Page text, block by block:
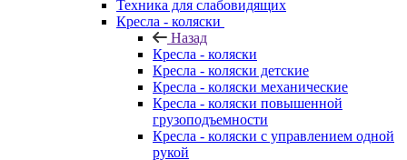
Техника для слабовидящих
Кресла - коляски
Назад
Кресла - коляски
Кресла - коляски детские
Кресла - коляски механические
Кресла - коляски повышенной
грузоподъемности
Кресла - коляски с управлением одной
рукой